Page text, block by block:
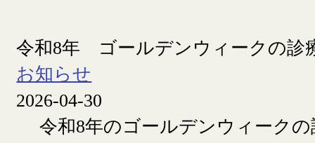
令和8年 ゴールデンウィークの診
お知らせ
2026-04-30
令和8年のゴールデンウィークの